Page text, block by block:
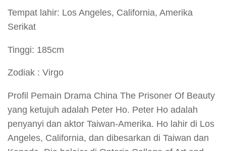
Tempat lahir: Los Angeles, California, Amerika
Serikat
Tinggi: 185cm
Zodiak : Virgo
Profil Pemain Drama China The Prisoner Of Beauty
yang ketujuh adalah Peter Ho. Peter Ho adalah
penyanyi dan aktor Taiwan-Amerika. Ho lahir di Los
Angeles, California, dan dibesarkan di Taiwan dan